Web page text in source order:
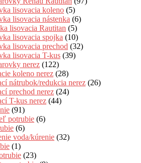
lisovacia koleno (5)
lisovacia nástenka (6)
lisovacia Rautitan (5)
lisovacia spojka (10)
lisovacia prechod (32)
lisovacia T-kus (39)
nerez (122)
koleno nerez (28)
nátrubok/redukcia nerez (26)
prechod nerez (24)
T-kus nerez (44)
(91)
potrubie (6)
(6)
voda/kúrenie (32)
(1)
(23)